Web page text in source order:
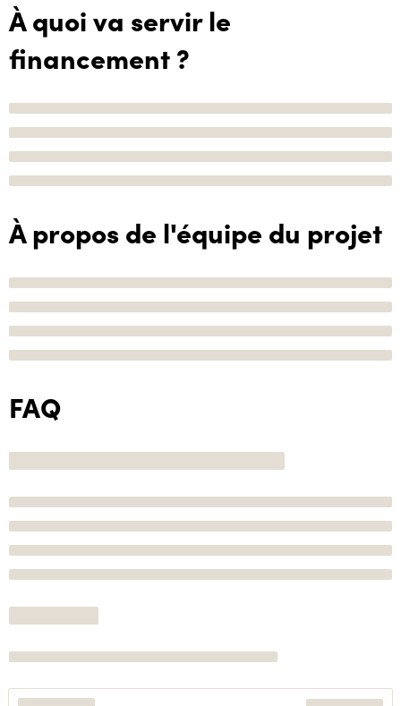
À quoi va servir le
financement ?
À propos de l'équipe du projet
FAQ